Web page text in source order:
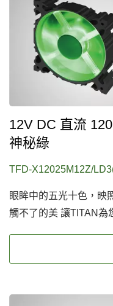
12V DC 直流
神秘綠
TFD-X12025M12Z/
眼眸中的五光十色，映
觸不了的美 讓TITAN為